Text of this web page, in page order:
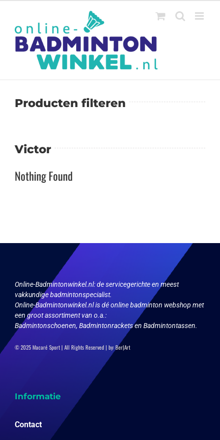
inhoud
Producten filteren
Victor
Nothing Found
Online-Badmintonwinkel.nl:de servicegerichte en meest
vakkundige badmintonspecialist.
Online-Badmintonwinkel.nl is dé online badminton webshop met
een groot assortiment van o.a.:
Badmintonschoenen, Badmintonrackets en Badmintontassen.
© 2025 Macaré Sport | All Rights Reserved | by:Ber|Art
Informatie
Contact